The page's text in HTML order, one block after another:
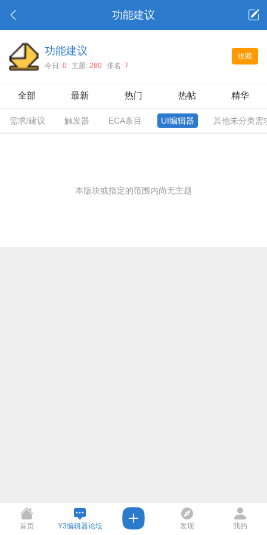
功能建议
收藏
功能建议
今日: 0 主题: 280 排名: 7
全部 最新 热门 热帖 精华
需求/建议 触发器 ECA条目 UI编辑器 其他未分类需
本版块或指定的范围内尚无主题
首页 Y3编辑器论坛 发现 我的